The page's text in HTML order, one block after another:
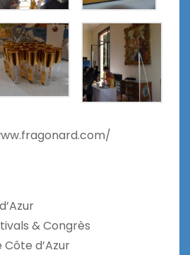
& Congrès
d’Azur